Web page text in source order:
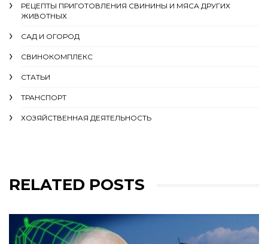
РЕЦЕПТЫ ПРИГОТОВЛЕНИЯ СВИНИНЫ И МЯСА ДРУГИХ
ЖИВОТНЫХ
САД И ОГОРОД
СВИНОКОМПЛЕКС
СТАТЬИ
ТРАНСПОРТ
ХОЗЯЙСТВЕННАЯ ДЕЯТЕЛЬНОСТЬ
RELATED POSTS